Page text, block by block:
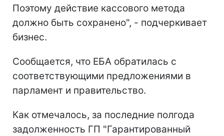
Поэтому действие кассового метода
должно быть сохранено", - подчеркивает
бизнес.
Сообщается, что ЕБА обратилась с
соответствующими предложениями в
парламент и правительство.
Как отмечалось, за последние полгода
задолженность ГП "Гарантированный